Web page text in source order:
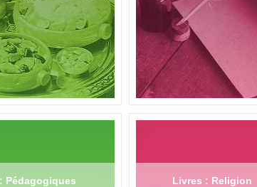
Pédagogiques Livres : Religion